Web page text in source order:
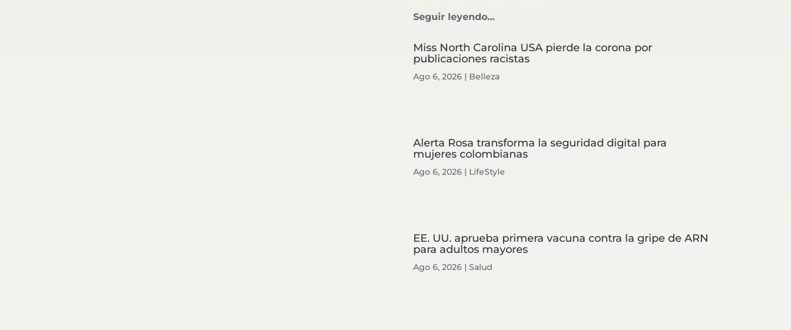
Seguir leyendo…
Miss North Carolina USA pierde la corona por
publicaciones racistas
Ago 6, 2026| Belleza
Alerta Rosa transforma la seguridad digital para
mujeres colombianas
Ago 6, 2026| LifeStyle
EE. UU. aprueba primera vacuna contra la gripe de ARN
para adultos mayores
Ago 6, 2026| Salud